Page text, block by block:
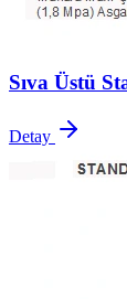
Sıva Üstü
Detay